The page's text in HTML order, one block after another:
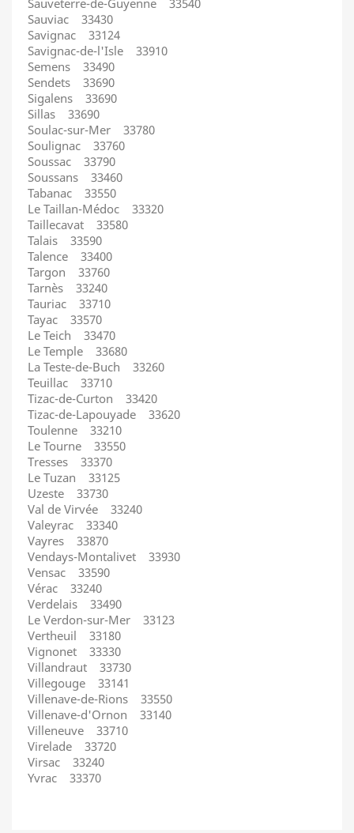
Sauveterre-de-Guyenne 33540
Sauviac 33430
Savignac 33124
Savignac-de-l'Isle 33910
Semens 33490
Sendets 33690
Sigalens 33690
Sillas 33690
Soulac-sur-Mer 33780
Soulignac 33760
Soussac 33790
Soussans 33460
Tabanac 33550
Le Taillan-Médoc 33320
Taillecavat 33580
Talais 33590
Talence 33400
Targon 33760
Tarnès 33240
Tauriac 33710
Tayac 33570
Le Teich 33470
Le Temple 33680
La Teste-de-Buch 33260
Teuillac 33710
Tizac-de-Curton 33420
Tizac-de-Lapouyade 33620
Toulenne 33210
Le Tourne 33550
Tresses 33370
Le Tuzan 33125
Uzeste 33730
Val de Virvée 33240
Valeyrac 33340
Vayres 33870
Vendays-Montalivet 33930
Vensac 33590
Vérac 33240
Verdelais 33490
Le Verdon-sur-Mer 33123
Vertheuil 33180
Vignonet 33330
Villandraut 33730
Villegouge 33141
Villenave-de-Rions 33550
Villenave-d'Ornon 33140
Villeneuve 33710
Virelade 33720
Virsac 33240
Yvrac 33370